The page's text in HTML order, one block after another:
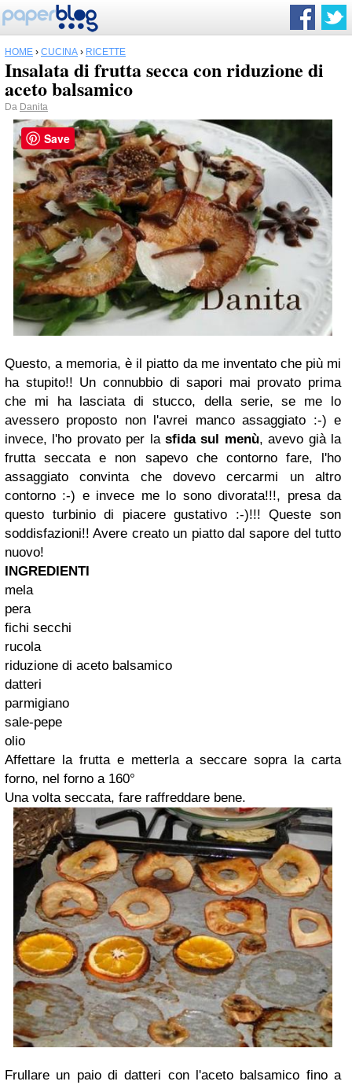
HOME › CUCINA › RICETTE
Insalata di frutta secca con riduzione di
aceto balsamico
Da Danita
Questo, a memoria, è il piatto da me inventato che più mi
ha stupito!! Un connubbio di sapori mai provato prima
che mi ha lasciata di stucco, della serie, se me lo
avessero proposto non l'avrei manco assaggiato :-) e
invece, l'ho provato per la sfida sul menù, avevo già la
frutta seccata e non sapevo che contorno fare, l'ho
assaggiato convinta che dovevo cercarmi un altro
contorno :-) e invece me lo sono divorata!!!, presa da
questo turbinio di piacere gustativo :-)!!! Queste son
soddisfazioni!! Avere creato un piatto dal sapore del tutto
nuovo!
INGREDIENTI
mela
pera
fichi secchi
rucola
riduzione di aceto balsamico
datteri
parmigiano
sale-pepe
olio
Affettare la frutta e metterla a seccare sopra la carta
forno, nel forno a 160°
Una volta seccata, fare raffreddare bene.
Frullare un paio di datteri con l'aceto balsamico fino a
Save